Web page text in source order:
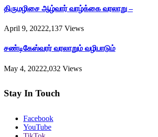
திருமழிசை ஆழ்வார் வாழ்க்கை வரலாறு –
April 9, 20222,137 Views
சண்டிகேஸ்வரர் வரலாறும் வழிபாடும்
May 4, 20222,032 Views
Stay In Touch
Facebook
YouTube